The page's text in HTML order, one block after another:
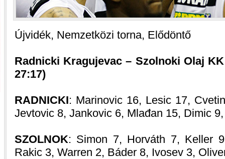
Újvidék, Nemzetközi torna, Elődöntő
Radnicki Kragujevac – Szolnoki Olaj KK
27:17)
RADNICKI: Marinovic 16, Lesic 17,
Jevtovic 8, Jankovic 6, Mlađan 15, Dimic
SZOLNOK: Simon 7, Horváth 7, Keller
Rakic 3, Warren 2, Báder 8, Ivosev 3,